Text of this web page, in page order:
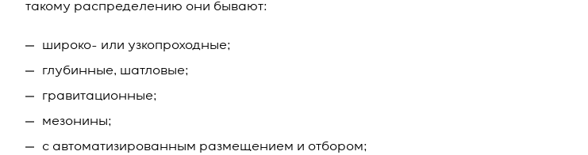
такому распределению они бывают:
широко- или узкопроходные;
глубинные, шатловые;
гравитационные;
мезонины;
с автоматизированным размещением и отбором;